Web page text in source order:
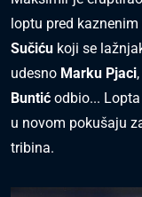
loptu pred
Sučiću koji se
udesno Marku Pjaci
Buntić odbio...
u novom pokušaju
tribina.